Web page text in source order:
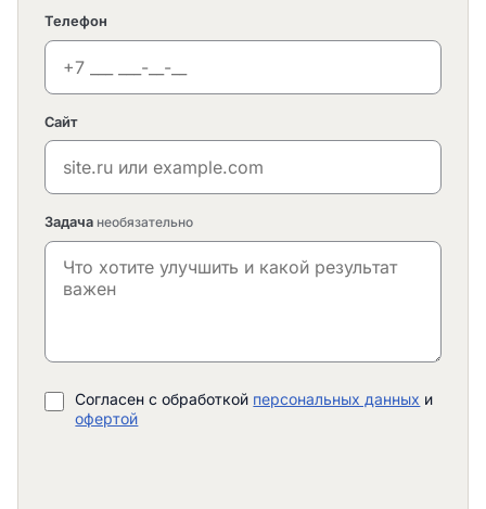
Телефон
Сайт
Задача необязательно
Согласен с обработкой персональных данных и
офертой